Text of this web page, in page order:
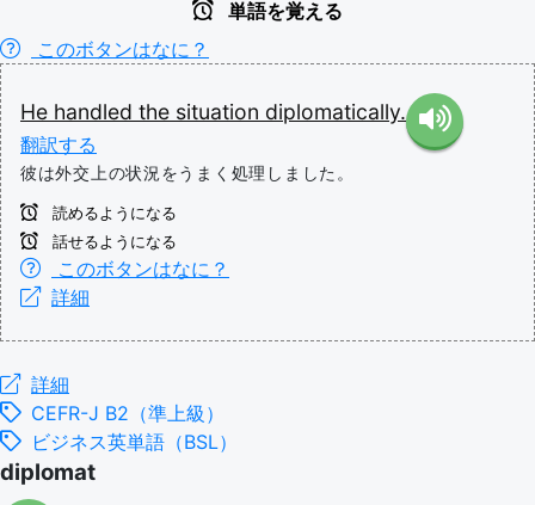
単語を覚える
このボタンはなに？
He handled the situation diplomatically.
翻訳する
彼は外交上の状況をうまく処理しました。
読めるようになる
話せるようになる
このボタンはなに？
詳細
詳細
CEFR-J B2（準上級）
ビジネス英単語（BSL）
diplomat